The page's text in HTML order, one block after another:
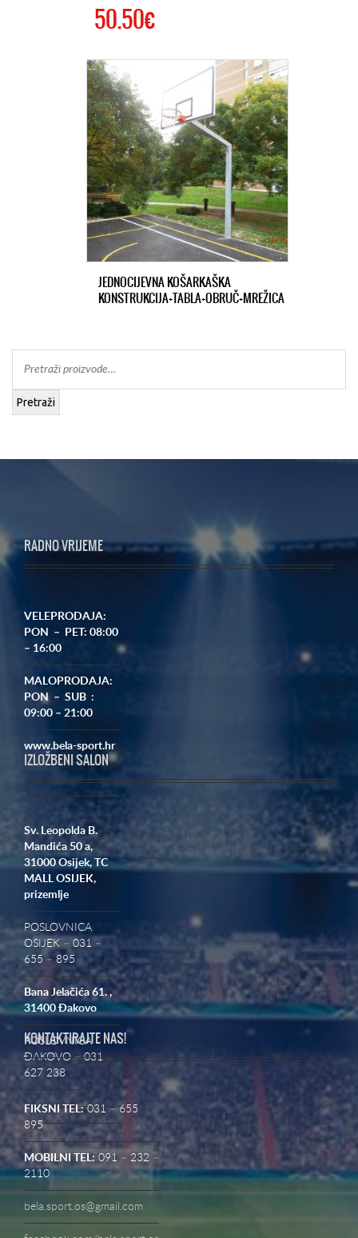
50.50€
JEDNOCIJEVNA KOŠARKAŠKA
KONSTRUKCIJA+TABLA+OBRUČ+MREŽICA
Pretraži
RADNO VRIJEME
VELEPRODAJA:
PON – PET: 08:00
– 16:00
MALOPRODAJA:
PON – SUB :
09:00 – 21:00
www.bela-sport.hr
IZLOŽBENI SALON
Sv. Leopolda B.
Mandića 50 a,
31000 Osijek, TC
MALL OSIJEK,
prizemlje
POSLOVNICA
OSIJEK – 031 –
655 – 895
Bana Jelačića 61. ,
31400 Đakovo
POSLOVNICA
ĐAKOVO – 031
627 238
KONTAKTIRAJTE NAS!
FIKSNI TEL:031 – 655
895
MOBILNI TEL: 091 – 232 –
2110
bela.sport.os@gmail.com